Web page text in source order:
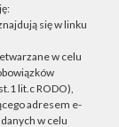
się w linku
w celu
lit.c RODO),
adresem e-
w celu